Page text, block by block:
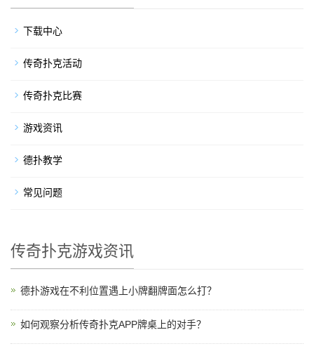
下载中心
传奇扑克活动
传奇扑克比赛
游戏资讯
德扑教学
常见问题
传奇扑克游戏资讯
德扑游戏在不利位置遇上小牌翻牌面怎么打？
如何观察分析传奇扑克APP牌桌上的对手？